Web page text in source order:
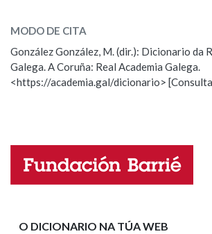
Nos exemplos
OUTRAS OPCIÓNS DE BUSCA
ESCOLLE UNHA OPCIÓN:
Observación Hai un erro na
Propoño mellorar a definición
Nome
MODO DE CITA
González González, M. (dir.): Dicionario da
Galega. A Coruña: Real Academia Galega.
<https://academia.gal/dicionario>
O DICIONARIO NA TÚA WEB